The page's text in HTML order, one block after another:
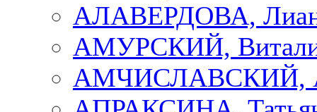
АЛАВЕРДОВА,
АМУРСКИЙ,
АМЧИСЛАВСКИЙ,